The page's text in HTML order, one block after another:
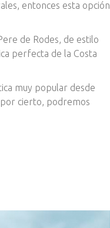
entonces esta opción
de Rodes, de estilo
perfecta de la Costa
muy popular desde
por cierto, podremos